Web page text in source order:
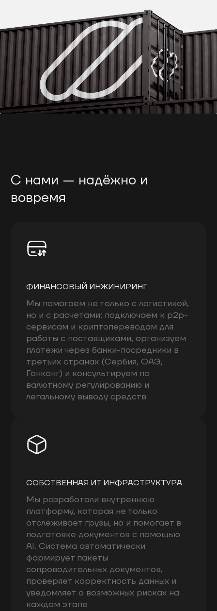
С нами — надёжно и
вовремя
ФИНАНСОВЫЙ ИНЖИНИРИНГ
Мы помогаем не только с логистикой,
но и с расчетами: подключаем к p2p-
сервисам и криптопереводам для
работы с поставщиками, организуем
платежи через банки-посредники в
третьих странах (Сербия, ОАЭ,
Гонконг) и консультируем по
валютному регулированию и
легальному выводу средств
СОБСТВЕННАЯ ИТ ИНФРАСТРУКТУРА
Мы разработали внутреннюю
платформу, которая не только
отслеживает грузы, но и помогает в
подготовке документов с помощью
AI. Система автоматически
формирует пакеты
сопроводительных документов,
проверяет корректность данных и
уведомляет о возможных рисках на
каждом этапе